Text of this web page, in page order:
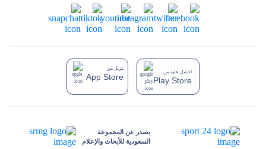
يصدر عن المجموعة
السعودية للأبحاث والإعلام
تنزيل من
App Store
احصل عليه من
Play Store